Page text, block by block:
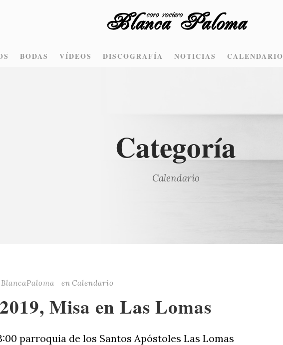
BODAS VÍDEOS DISCOGRAFÍA NOTICIAS CALENDARIO
Categoría
Calendario
en Calendario
Misa en Las Lomas
parroquia de los Santos Apóstoles Las Lomas